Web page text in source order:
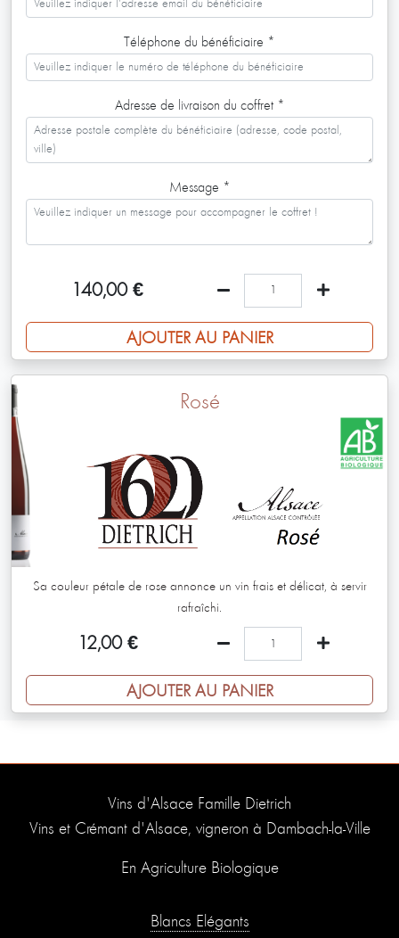
Téléphone du bénéficiaire *
Adresse de livraison du coffret *
Message *
140,00 €
AJOUTER AU PANIER
Rosé
Sa couleur pétale de rose annonce un vin frais et délicat, à servir
rafraîchi.
12,00 €
AJOUTER AU PANIER
Vins d'Alsace Famille Dietrich
Vins et Crémant d'Alsace, vigneron à Dambach-la-Ville
En Agriculture Biologique
Blancs Élégants